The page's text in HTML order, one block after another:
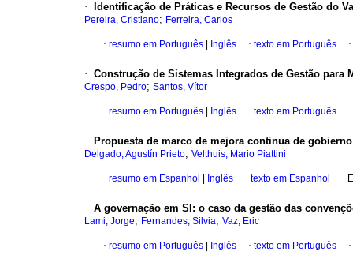
· Identificação de Práticas e Recursos de Gestão do
Pereira, Cristiano; Ferreira, Carlos
· resumo em Português Inglês · texto em Português ·
· Construção de Sistemas Integrados de Gestão para
Crespo, Pedro; Santos, Vítor
· resumo em Português Inglês · texto em Português ·
· Propuesta de marco de mejora continua de
Delgado, Agustín Prieto; Velthuis, Mario Piattini
· resumo em Espanhol Inglês · texto em Espanhol ·
· A governação em SI : o caso da gestão das
Lami, Jorge; Fernandes, Silvia; Vaz, Eric
· resumo em Português Inglês · texto em Português ·